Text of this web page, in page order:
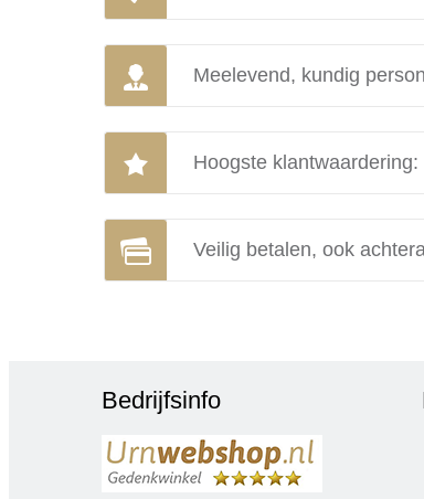
Meelevend, kundig
Hoogste klantwaardering:
Veilig betalen, ook
Bedrijfsinfo